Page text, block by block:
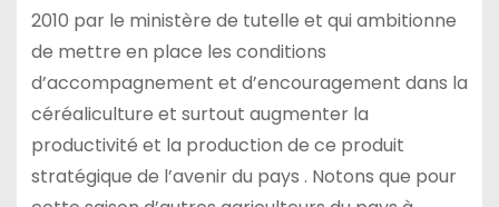
2010 par le ministère de tutelle et qui ambitionne
de mettre en place les conditions
d’accompagnement et d’encouragement dans la
céréaliculture et surtout augmenter la
productivité et la production de ce produit
stratégique de l’avenir du pays . Notons que pour